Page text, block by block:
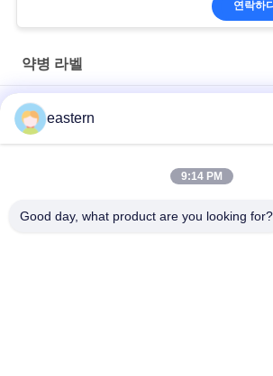
연락하
약병 라벨
경구용 시알리스 타달라필 100mg 라벨
SS-31 강한 접착제 라벨 펩타이드 플라스크
바이오멕스 실험실 기록저장소 동화작용 주
eastern
9:14 PM
Good day, what product are you looking for?